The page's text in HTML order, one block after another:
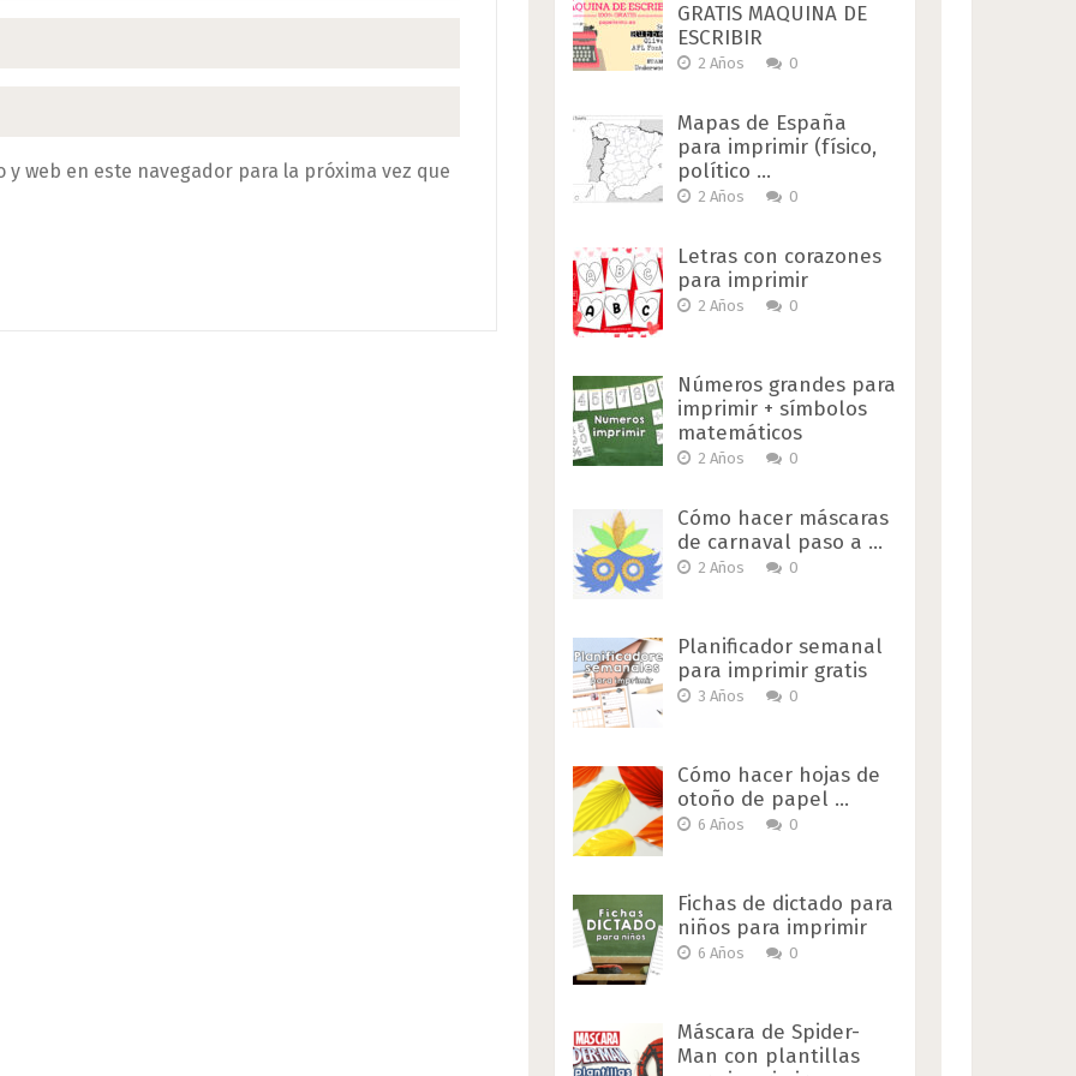
web en este navegador para la próxima vez que
GRATIS MAQUINA DE
ESCRIBIR
2 Años 0
Mapas de España
para imprimir (físico,
político …
2 Años 0
Letras con corazones
para imprimir
2 Años 0
Números grandes para
imprimir + símbolos
matemáticos
2 Años 0
Cómo hacer máscaras
de carnaval paso a …
2 Años 0
Planificador semanal
para imprimir gratis
3 Años 0
Cómo hacer hojas de
otoño de papel …
6 Años 0
Fichas de dictado para
niños para imprimir
6 Años 0
Máscara de Spider-
Man con plantillas